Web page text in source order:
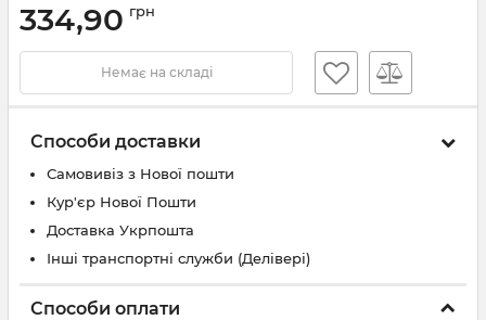
334,90 грн
Немає на складі
Способи доставки
Самовивіз з Нової пошти
Кур'єр Нової Пошти
Доставка Укрпошта
Інші транспортні служби (Делівері)
Способи оплати